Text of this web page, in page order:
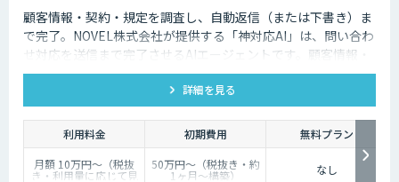
デジタルリテラシー協議会のプロジェクト「Di-Lite」では、「デジタルを
使う人材」の全員が持つべきスキルを提案しています。こちらは「ITパス
ポート試験」「G 検定」「データサイエンティスト検定（DS検定）」の取
得を推奨するなど、かなり具体的な内容になっています。スキル開発、再
教育の施策を検討する際に役立てられるでしょう。
顧客情報・契約・規定を調査し、自動返信（または下書き）ま
で完了。NOVEL株式会社が提供する「神対応AI」は、問い合わ
せ対応を送信まで完了させるAIエージェントです。顧客情報・
契約・規定を突き合わせて回答を数十秒で作成し、自動送信か
下書き止めかを選べます。
詳細を見る
利用料金 初期費用
無料プラン
月額 10万円〜（税抜
き・利用量に応じて見
50万円〜（税抜き・約
1ヶ月〜構築） なし